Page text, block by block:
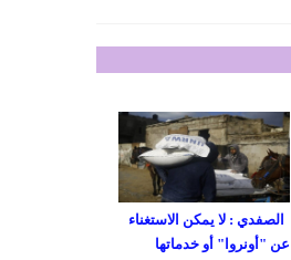
الصفدي : لا يمكن الاستغناء
عن "أونروا" أو خدماتها